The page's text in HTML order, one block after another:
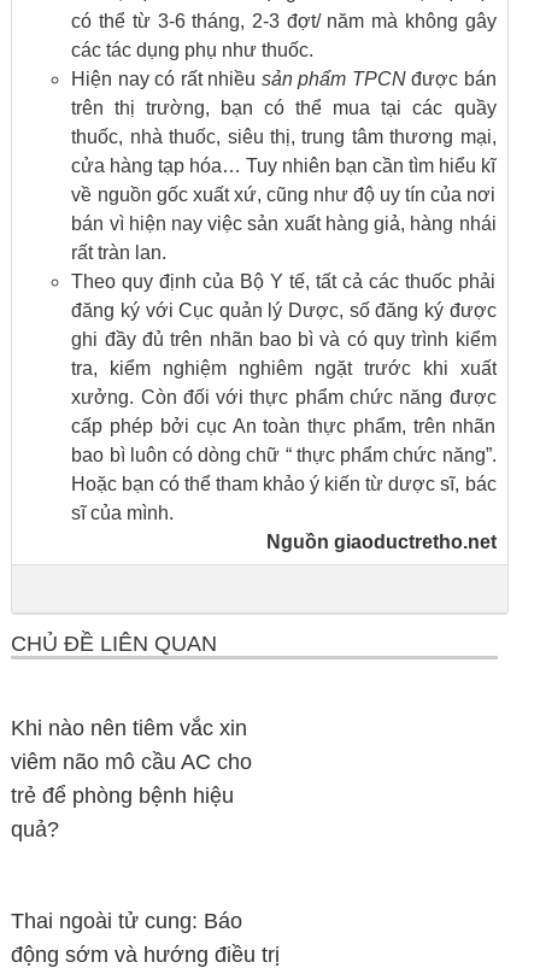
có thể từ 3-6 tháng, 2-3 đợt/ năm mà không gây
các tác dụng phụ như thuốc.
Hiện nay có rất nhiều sản phẩm TPCNđược bán
trên thị trường, bạn có thể mua tại các quầy
thuốc, nhà thuốc, siêu thị, trung tâm thương mại,
cửa hàng tạp hóa… Tuy nhiên bạn cần tìm hiểu kĩ
về nguồn gốc xuất xứ, cũng như độ uy tín của nơi
bán vì hiện nay việc sản xuất hàng giả, hàng nhái
rất tràn lan.
Theo quy định của Bộ Y tế, tất cả các thuốc phải
đăng ký với Cục quản lý Dược, số đăng ký được
ghi đầy đủ trên nhãn bao bì và có quy trình kiểm
tra, kiểm nghiệm nghiêm ngặt trước khi xuất
xưởng. Còn đối với thực phẩm chức năng được
cấp phép bởi cục An toàn thực phẩm, trên nhãn
bao bì luôn có dòng chữ “ thực phẩm chức năng”.
Hoặc bạn có thể tham khảo ý kiến từ dược sĩ, bác
sĩ của mình.
Nguồn giaoductretho.net
CHỦ ĐỀ LIÊN QUAN
Khi nào nên tiêm vắc xin
viêm não mô cầu AC cho
trẻ để phòng bệnh hiệu
quả?
Thai ngoài tử cung: Báo
động sớm và hướng điều trị